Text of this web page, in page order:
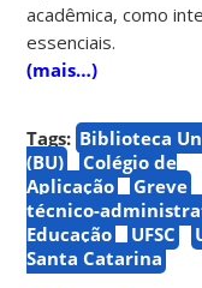
acadêmica, como
essenciais.
(mais…)
Tags: Biblioteca
(BU)
Colégio de
Aplicação
Greve
técnico-
Educação
UFSC
Santa Catarina